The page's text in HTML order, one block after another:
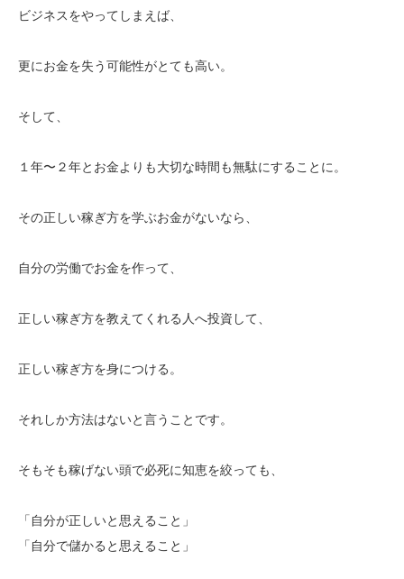
ビジネスをやってしまえば、
更にお金を失う可能性がとても高い。
そして、
１年〜２年とお金よりも大切な時間も無駄にすることに。
その正しい稼ぎ方を学ぶお金がないなら、
自分の労働でお金を作って、
正しい稼ぎ方を教えてくれる人へ投資して、
正しい稼ぎ方を身につける。
それしか方法はないと言うことです。
そもそも稼げない頭で必死に知恵を絞っても、
「自分が正しいと思えること」
「自分で儲かると思えること」